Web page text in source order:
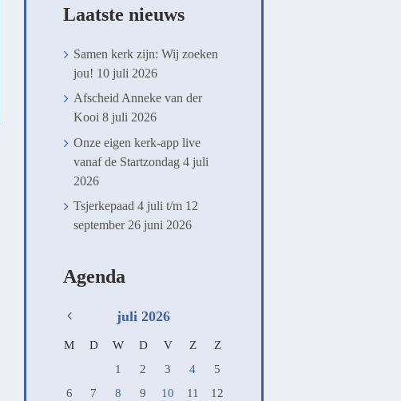
Laatste nieuws
Samen kerk zijn: Wij zoeken
jou! 10 juli 2026
Afscheid Anneke van der
Kooi 8 juli 2026
Onze eigen kerk-app live
vanaf de Startzondag 4 juli
2026
Tsjerkepaad 4 juli t/m 12
september 26 juni 2026
Agenda
juli 2026
M D W D V Z
Z
1
2 3 4
5
6
7 8 9 10 11
12